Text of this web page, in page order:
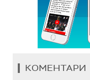
КОМЕНТАРИ